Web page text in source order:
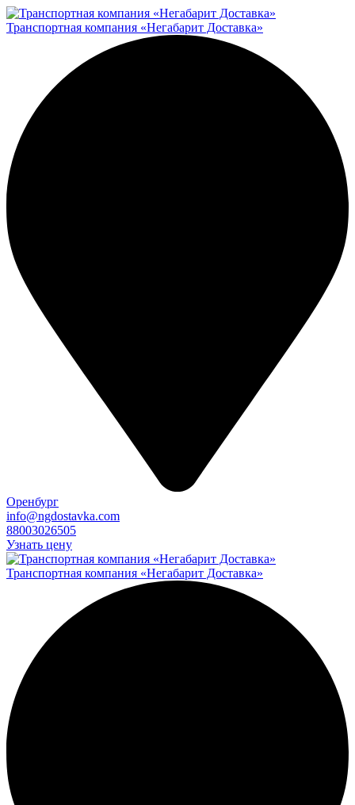
Транспортная компания «Негабарит Доставка»
Оренбург
info@ngdostavka.com
88003026505
Узнать цену
Транспортная компания «Негабарит Доставка»